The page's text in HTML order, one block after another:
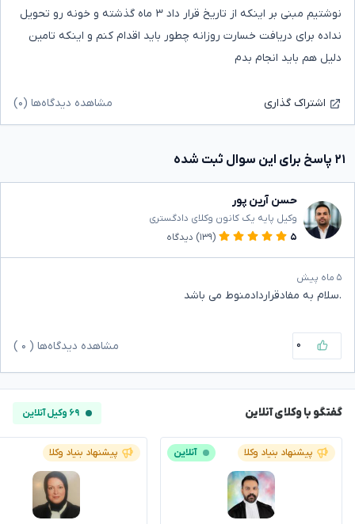
نوشتیم مبنی بر اینکه از تاریخ قرار داد ۳ ماه گذشته و خونه رو تحویل
نداده برای دریافت خسارت روزانه چطور باید اقدام کنم و اینکه تامین
دلیل هم باید انجام بدم
اشتراک گذاری مشاهده دیدگاه‌ها (۰)
۲۱ پاسخ برای این سوال ثبت شده
حسن آرین پور
وکیل پایه یک کانون وکلای دادگستری
۵
(۱۳۹) دیدگاه
۵ ماه پیش
.سلام به مفادقراردادمنوط می باشد
۰ مشاهده دیدگاه‌ها ( ۰
گفتگو با وکلای آنلاین ۶۹ وکیل آنلاین
پیشنهاد بنیاد وکلا آنلاین پیشنهاد بنیاد وکلا